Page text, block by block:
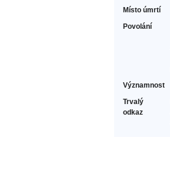
Místo úmrtí
Povolání
Významnost
Trvalý
odkaz